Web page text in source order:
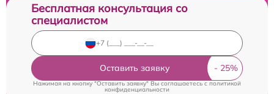
Бесплатная консультация со
специалистом
Оставить заявку
Нажимая на кнопку "Оставить заявку" Вы соглашаетесь cполитикой
конфиденциальности